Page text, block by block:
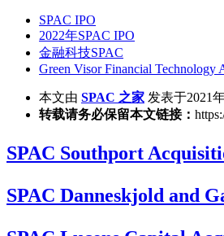
SPAC IPO
2022年SPAC IPO
金融科技SPAC
Green Visor Financial Technology
本文由 SPAC 之家 发表于2021
转载请务必保留本文链接：
SPAC Southport
SPAC Danneskjold and